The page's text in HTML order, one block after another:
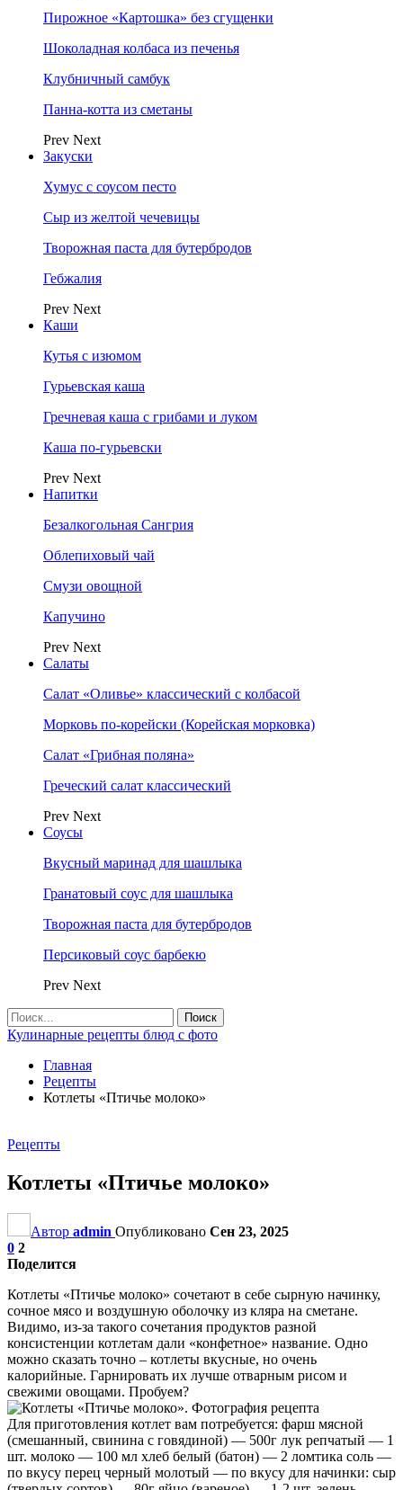
Пирожное «Картошка» без сгущенки
Шоколадная колбаса из печенья
Клубничный самбук
Панна-котта из сметаны
Prev Next
Закуски
Хумус с соусом песто
Сыр из желтой чечевицы
Творожная паста для бутербродов
Гебжалия
Prev Next
Каши
Кутья с изюмом
Гурьевская каша
Гречневая каша с грибами и луком
Каша по-гурьевски
Prev Next
Напитки
Безалкогольная Сангрия
Облепиховый чай
Смузи овощной
Капучино
Prev Next
Салаты
Салат «Оливье» классический с колбасой
Морковь по-корейски (Корейская морковка)
Салат «Грибная поляна»
Греческий салат классический
Prev Next
Соусы
Вкусный маринад для шашлыка
Гранатовый соус для шашлыка
Творожная паста для бутербродов
Персиковый соус барбекю
Prev Next
Кулинарные рецепты блюд с фото
Главная
Рецепты
Котлеты «Птичье молоко»
Рецепты
Котлеты «Птичье молоко»
Автор admin Опубликовано Сен 23, 2025
0 2
Поделится
Котлеты «Птичье молоко» сочетают в себе сырную начинку,
сочное мясо и воздушную оболочку из кляра на сметане.
Видимо, из-за такого сочетания продуктов разной
консистенции котлетам дали «конфетное» название. Одно
можно сказать точно – котлеты вкусные, но очень
калорийные. Гарнировать их лучше отварным рисом и
свежими овощами. Пробуем?
Для приготовления котлет вам потребуется: фарш мясной
(смешанный, свинина с говядиной) — 500г лук репчатый — 1
шт. молоко — 100 мл хлеб белый (батон) — 2 ломтика соль —
по вкусу перец черный молотый — по вкусу для начинки: сыр